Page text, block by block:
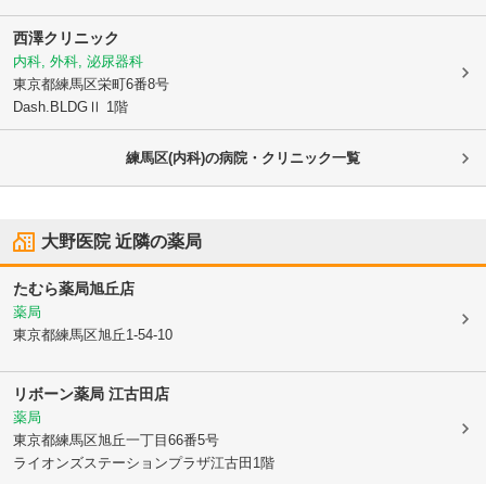
西澤クリニック
内科, 外科, 泌尿器科
東京都練馬区栄町6番8号
Dash.BLDGⅡ 1階
練馬区(内科)の病院・クリニック一覧
大野医院近隣の薬局
たむら薬局旭丘店
薬局
東京都練馬区旭丘1-54-10
リボーン薬局 江古田店
薬局
東京都練馬区旭丘一丁目66番5号
ライオンズステーションプラザ江古田1階